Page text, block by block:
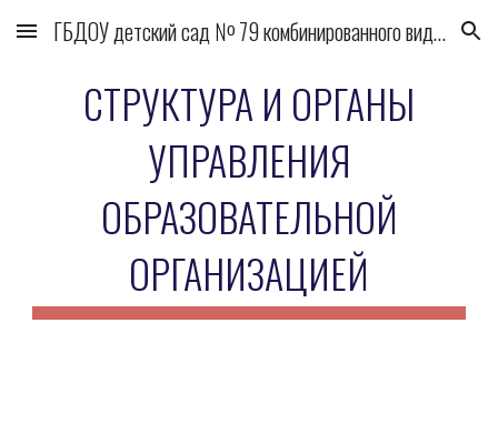
Skip to main content Skip to navigation
ГБДОУ детский сад № 79 комбинированного вида Выборгского района
СТРУКТУРА И ОРГАНЫ
УПРАВЛЕНИЯ
ОБРАЗОВАТЕЛЬНОЙ
ОРГАНИЗАЦИЕЙ